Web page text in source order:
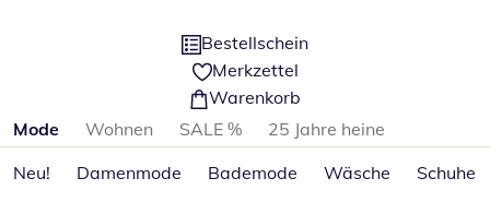
Bestellschein
Merkzettel
Warenkorb
Produktkategorien überspringen
Mode Wohnen SALE %
25 Jahre heine
Neu!
Damenmode Bademode Wäsche Schuhe